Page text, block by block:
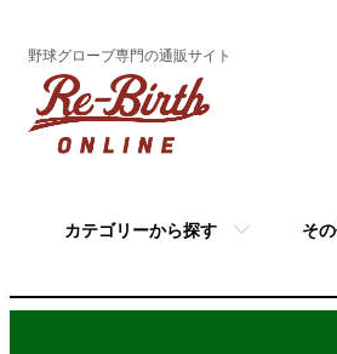
野球グローブ専門の通販サイト
カテゴリーから探す そ